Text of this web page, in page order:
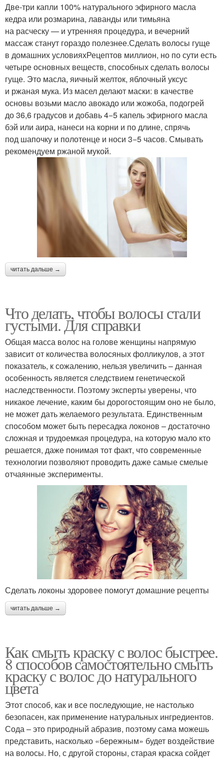
Две-три капли 100% натурального эфирного масла
кедра или розмарина, лаванды или тимьяна
на расческу — и утренняя процедура, и вечерний
массаж станут гораздо полезнее.Сделать волосы гуще
в домашних условияхРецептов миллион, но по сути есть
четыре основных веществ, способных сделать волосы
гуще. Это масла, яичный желток, яблочный уксус
и ржаная мука. Из масел делают маски: в качестве
основы возьми масло авокадо или жожоба, подогрей
до 36,6 градусов и добавь 4−5 капель эфирного масла
бэй или аира, нанеси на корни и по длине, спрячь
под шапочку и полотенце и носи 3−5 часов. Смывать
рекомендуем ржаной мукой.
читать дальше →
Что делать, чтобы волосы стали
густыми. Для справки
Общая масса волос на голове женщины напрямую
зависит от количества волосяных фолликулов, а этот
показатель, к сожалению, нельзя увеличить – данная
особенность является следствием генетической
наследственности. Поэтому эксперты уверены, что
никакое лечение, каким бы дорогостоящим оно не было,
не может дать желаемого результата. Единственным
способом может быть пересадка локонов – достаточно
сложная и трудоемкая процедура, на которую мало кто
решается, даже понимая тот факт, что современные
технологии позволяют проводить даже самые смелые
отчаянные эксперименты.
Сделать локоны здоровее помогут домашние рецепты
читать дальше →
Как смыть краску с волос быстрее.
8 способов самостоятельно смыть
краску с волос до натурального
цвета
Этот способ, как и все последующие, не настолько
безопасен, как применение натуральных ингредиентов.
Сода – это природный абразив, поэтому сама можешь
представить, насколько «бережным» будет воздействие
на волосы. Но, с другой стороны, старая краска сойдет